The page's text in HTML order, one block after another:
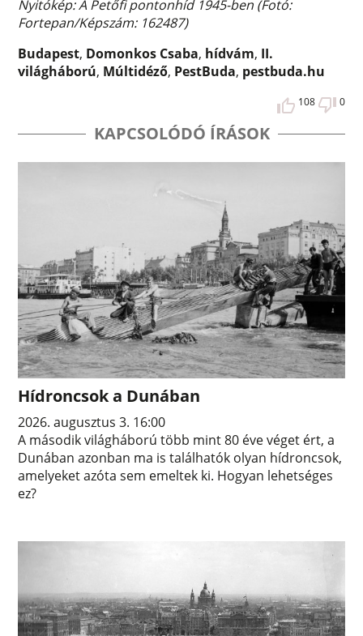
Nyitókép: A Petőfi pontonhíd 1945-ben (Fotó:
Fortepan/Képszám: 162487)
Budapest, Domonkos Csaba, hídvám, II.
világháború, Múltidéző, PestBuda, pestbuda.hu
108 0
KAPCSOLÓDÓ ÍRÁSOK
Hídroncsok a Dunában
2026. augusztus 3. 16:00
A második világháború több mint 80 éve véget ért, a
Dunában azonban ma is találhatók olyan hídroncsok,
amelyeket azóta sem emeltek ki. Hogyan lehetséges
ez?